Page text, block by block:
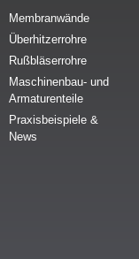
Membranwände
Überhitzerrohre
Rußbläserrohre
Maschinenbau- und
Armaturenteile
Praxisbeispiele &
News